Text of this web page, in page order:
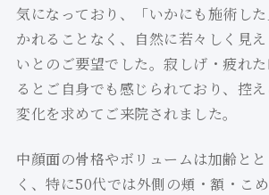
気になっており、「いかにも施術し
かれることなく、自然に若々しく見
いとのご要望でした。寂しげ・疲れ
るとご自身でも感じられており、控
変化を求めてご来院されました。
中顔面の骨格やボリュームは加齢と
く、特に50代では外側の頬・額・こ